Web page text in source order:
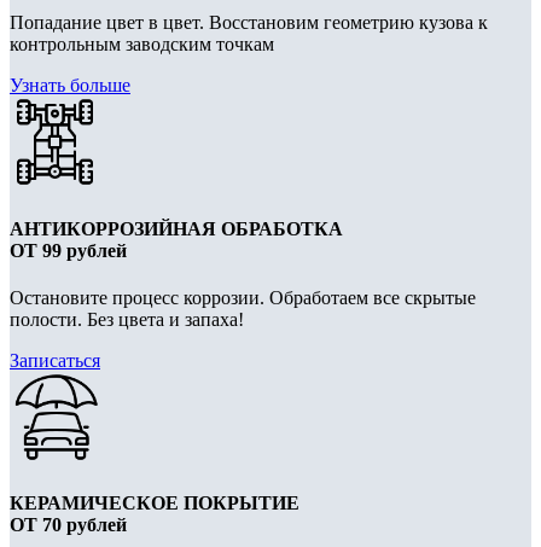
Попадание цвет в цвет. Восстановим геометрию кузова к
контрольным заводским точкам
Узнать больше
АНТИКОРРОЗИЙНАЯ ОБРАБОТКА
ОТ 99 рублей
Остановите процесс коррозии. Обработаем все скрытые
полости. Без цвета и запаха!
Записаться
КЕРАМИЧЕСКОЕ ПОКРЫТИЕ
ОТ 70 рублей